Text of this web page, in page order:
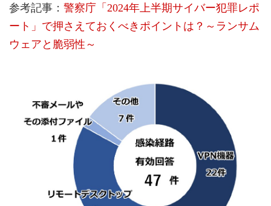
参考記事： 警察庁「2024年上半期サイバー犯罪レポ
ート」で押さえておくべきポイントは？～ランサム
ウェアと脆弱性～